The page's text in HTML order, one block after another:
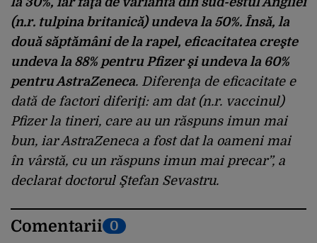
(n.r. tulpina britanică) undeva la 50%. Însă, la
două săptămâni de la rapel, eficacitatea creşte
undeva la 88% pentru Pfizer şi undeva la 60%
pentru AstraZeneca. Diferenţa de eficacitate e
dată de factori diferiţi: am dat (n.r. vaccinul)
Pfizer la tineri, care au un răspuns imun mai
bun, iar AstraZeneca a fost dat la oameni mai
în vârstă, cu un răspuns imun mai precar”, a
declarat doctorul Ştefan Sevastru.
Comentarii 0